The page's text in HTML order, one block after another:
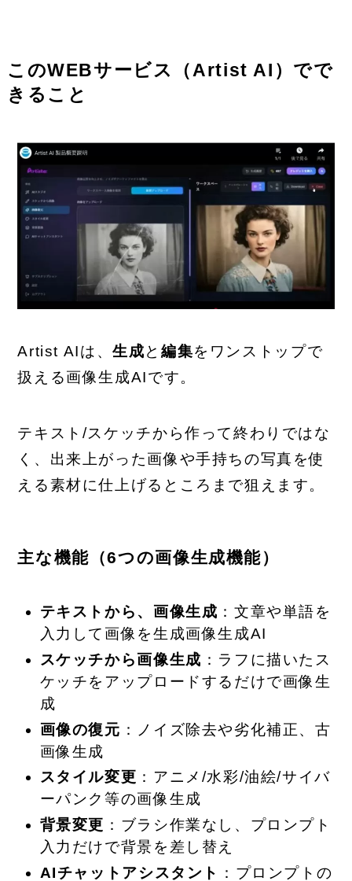
このWEBサービス（Artist AI）でで
きること
Artist AIは、生成と 編集をワンストップで
扱える画像生成AIです。
テキスト/スケッチから作って終わりではな
く、出来上がった画像や手持ちの写真を使
える素材に仕上げるところまで狙えます。
主な機能（6つの画像生成機能）
テキストから、画像生成 ：文章や単語を
入力して画像を生成画像生成AI
スケッチから画像生成 ：ラフに描いたス
ケッチをアップロードするだけで画像生
成
画像の復元 ：ノイズ除去や劣化補正、古
画像生成
スタイル変更 ：アニメ/水彩/油絵/サイバ
ーパンク等の画像生成
背景変更 ：ブラシ作業なし、プロンプト
入力だけで背景を差し替え
AIチャットアシスタント
：プロンプトの